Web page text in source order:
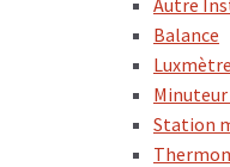
Autre
Balance
Station